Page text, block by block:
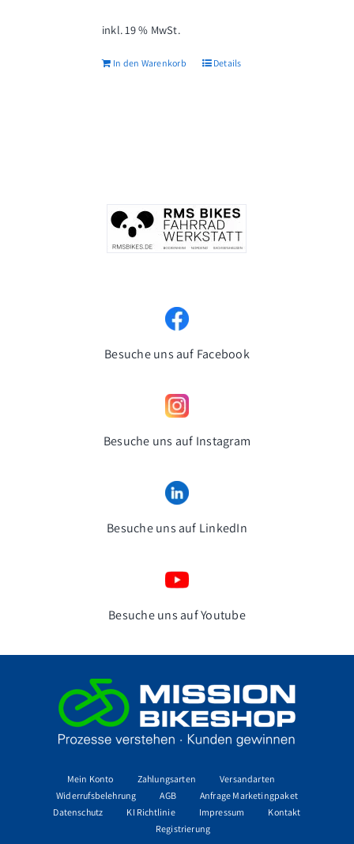
inkl. 19 % MwSt.
In den Warenkorb Details
Besuche uns auf Facebook
Besuche uns auf Instagram
Besuche uns auf LinkedIn
Besuche uns auf Youtube
Mein Konto Zahlungsarten
Versandarten
Widerrufsbelehrung
AGB
Anfrage Marketingpaket
Datenschutz
KI Richtlinie Impressum
Kontakt
Registrierung